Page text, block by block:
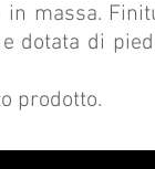
massa.
dotata di
prodotto.